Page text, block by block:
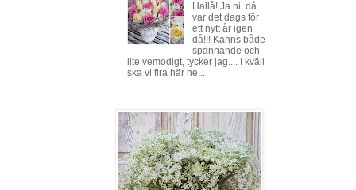
Hallå! Ja ni, då
var det dags för
ett nytt år igen
då!!! Känns både
spännande och
lite vemodigt, tycker jag.... I kväll
ska vi fira här he...